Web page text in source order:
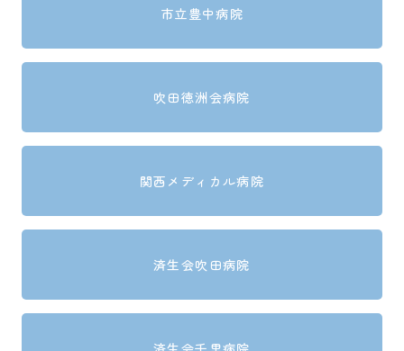
市立豊中病院
吹田徳洲会病院
関西メディカル病院
済生会吹田病院